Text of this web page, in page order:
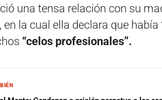
una tensa relación con su
en la cual ella declara que había
“celos profesionales”.